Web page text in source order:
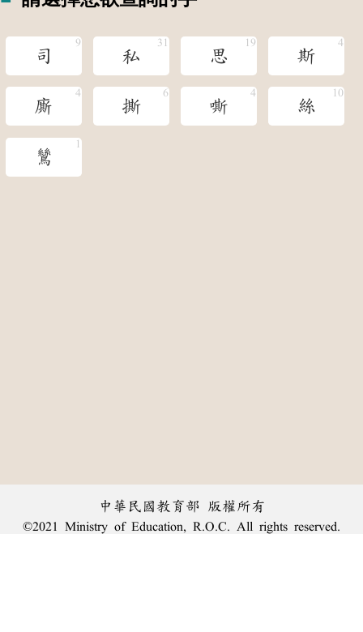
司 私 思 斯
廝 撕 嘶 絲
鷥
中華民國教育部 版權所有
©2021 Ministry of Education, R.O.C. All rights reserved.